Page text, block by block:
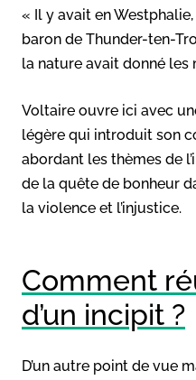
« Il y avait en
baron de Thunder-ten-
la nature avait donné
Voltaire ouvre ici avec
légère qui introduit son
abordant les thèmes de
de la quête de bonheur
la violence et l’injustice.
Comment
d’un incipit ?
D’un autre point de vue